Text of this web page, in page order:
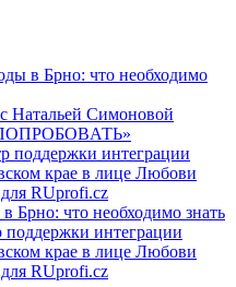
в Брно: что необходимо
Натальей Симоновой
поддержки интеграции
крае в лице Любови
RUprofi.cz
Брно: что необходимо знать
поддержки интеграции
крае в лице Любови
RUprofi.cz